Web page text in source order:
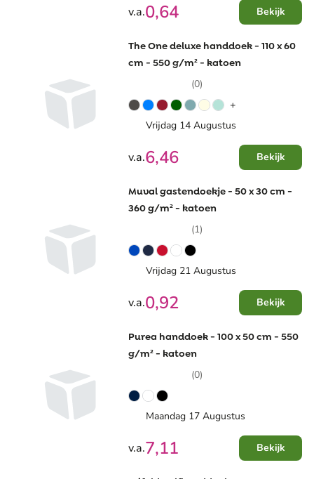
v.a.0,64 Bekijk
The One deluxe handdoek - 110 x 60
cm - 550 g/m² - katoen
(0)
+
Vrijdag 14 Augustus
v.a.6,46 Bekijk
Muval gastendoekje - 50 x 30 cm -
360 g/m² - katoen
(1)
Vrijdag 21 Augustus
v.a.0,92 Bekijk
Purea handdoek - 100 x 50 cm - 550
g/m² - katoen
(0)
Maandag 17 Augustus
v.a.7,11 Bekijk